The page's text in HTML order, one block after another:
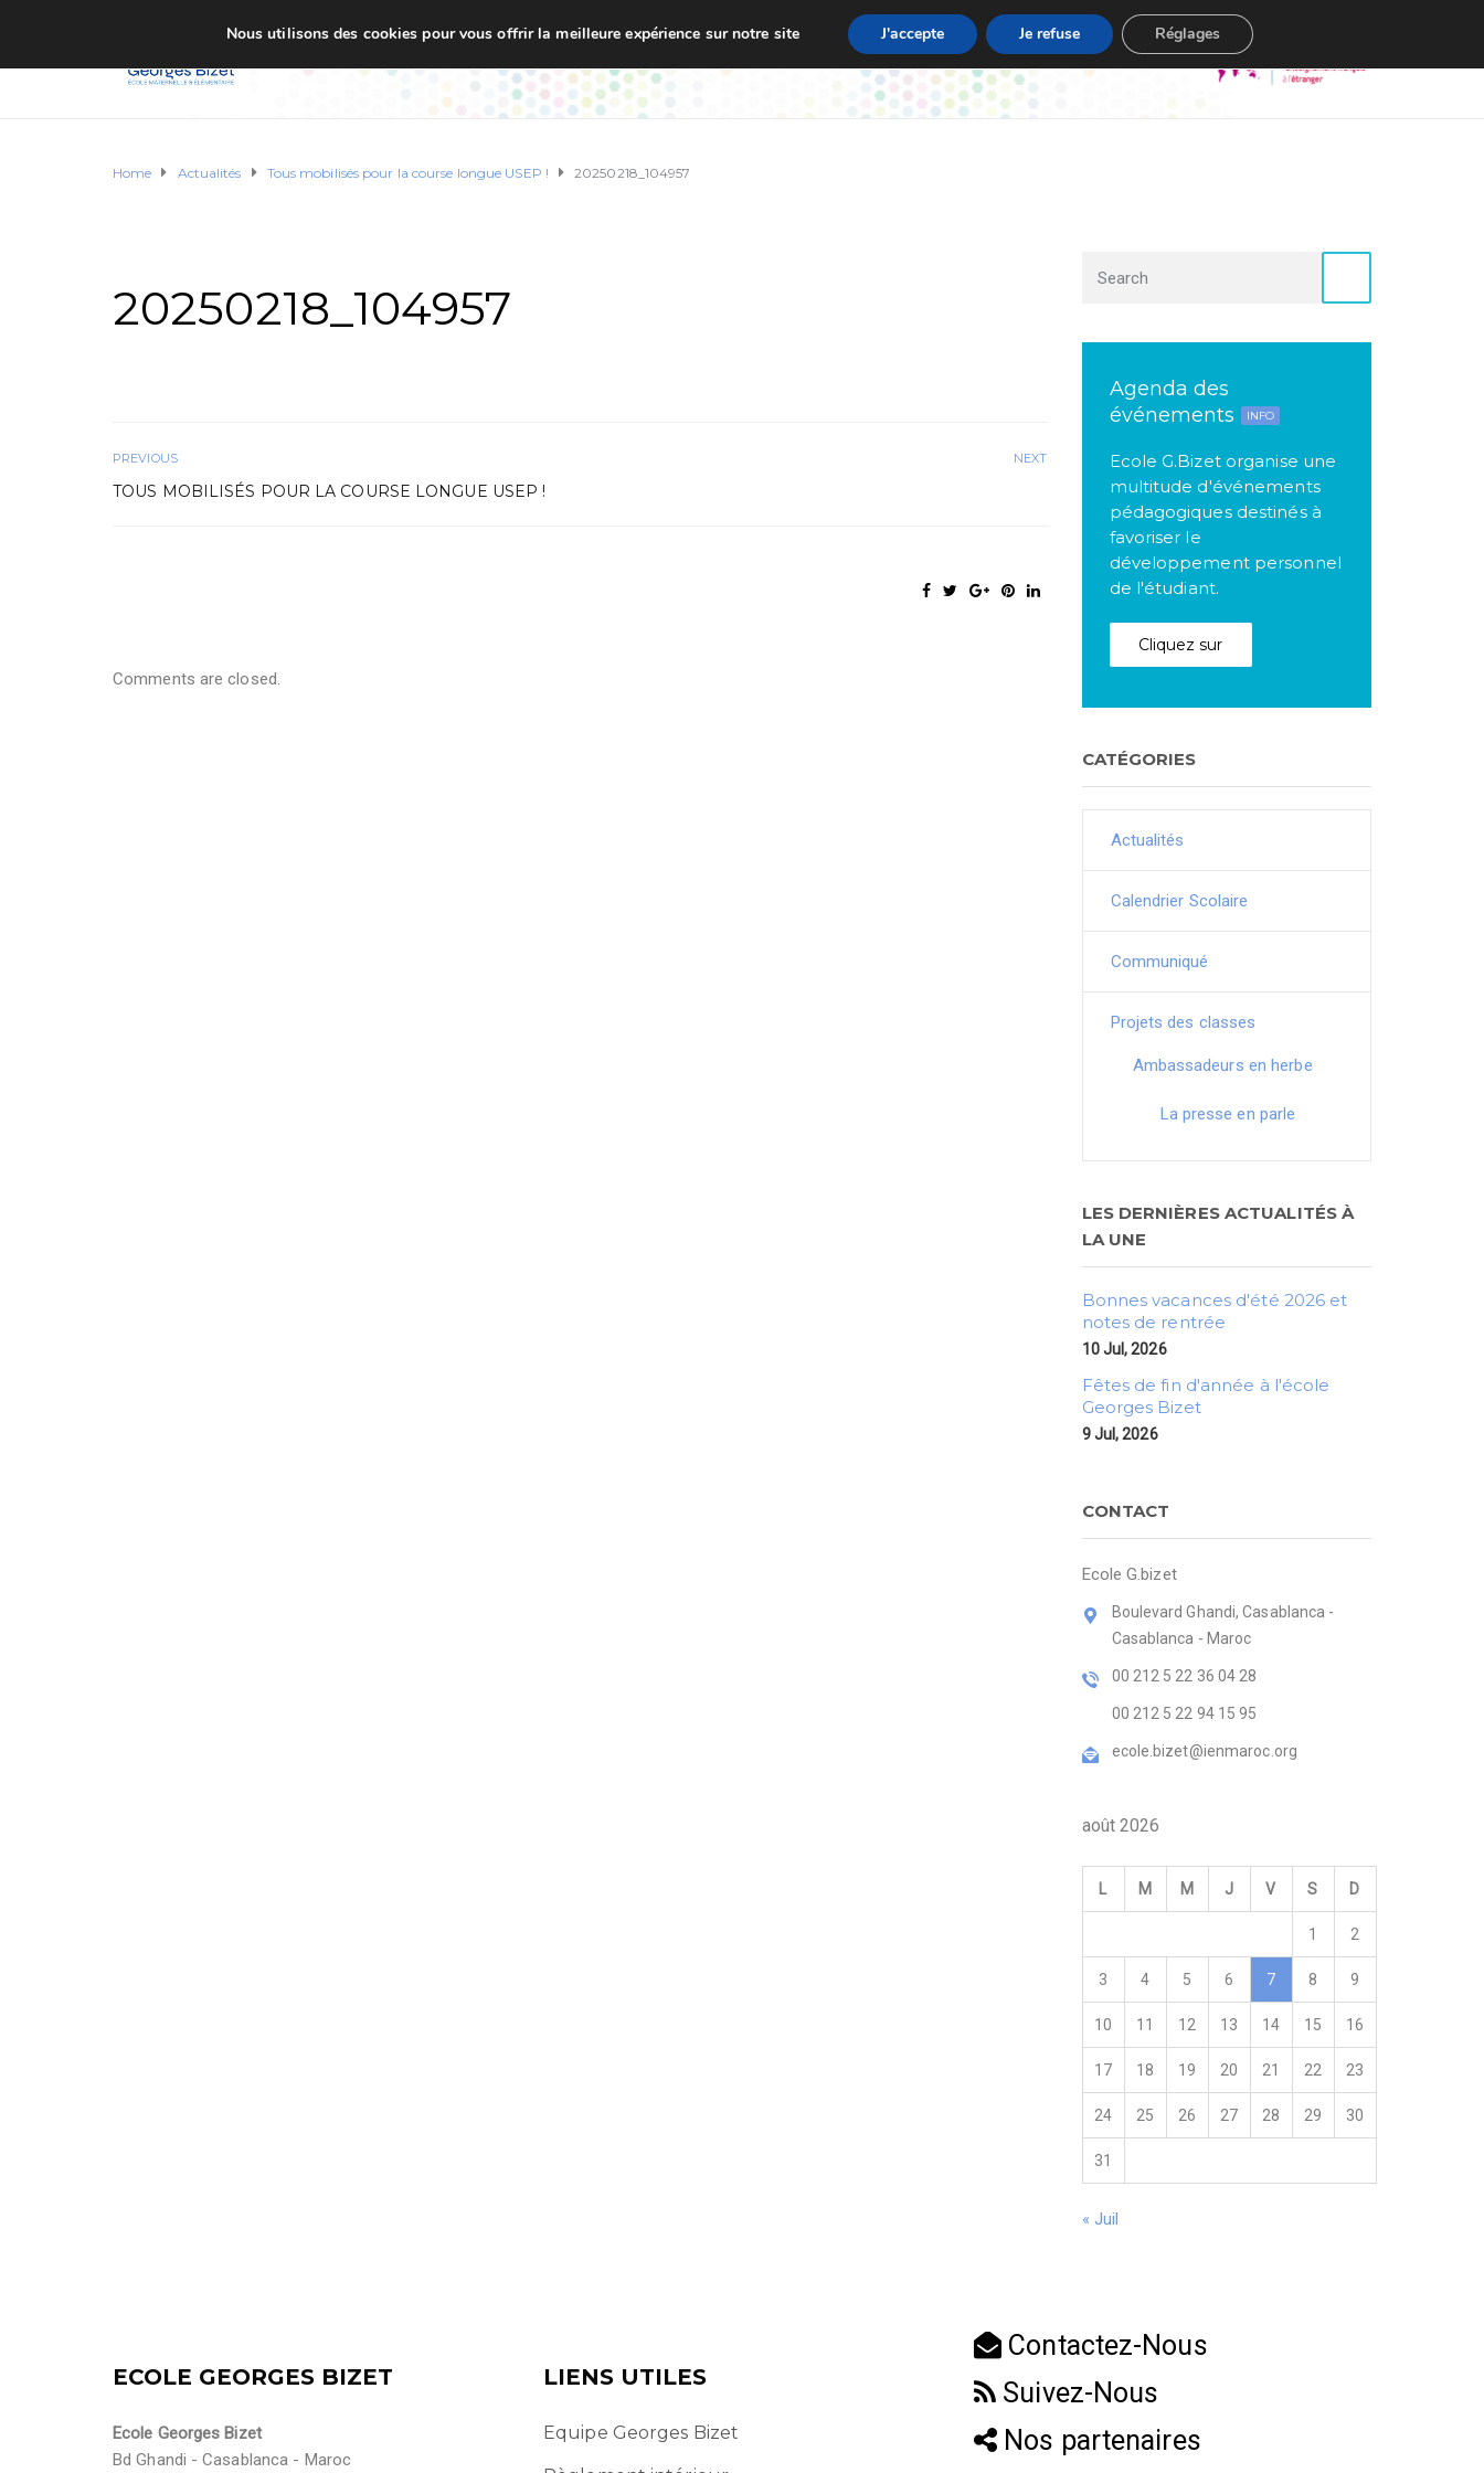
Informations Pratiques Contact
Home Actualités Tous mobilisés pour la course longue USEP ! 20250218_104957
20250218_104957
PREVIOUS
TOUS MOBILISÉS POUR LA COURSE LONGUE USEP !
NEXT
Comments are closed.
Agenda des
événements
INFO
Ecole G.Bizet organise une
multitude d'événements
pédagogiques destinés à
favoriser le
développement personnel
de l'étudiant.
Cliquez sur
CATÉGORIES
Actualités
Calendrier Scolaire
Communiqué
Projets des classes
Ambassadeurs en herbe
La presse en parle
LES DERNIÈRES ACTUALITÉS À
LA UNE
Bonnes vacances d'été 2026 et
notes de rentrée
10 Jul, 2026
Fêtes de fin d'année à l'école
Georges Bizet
9 Jul, 2026
CONTACT
Ecole G.bizet
Boulevard Ghandi, Casablanca -
Casablanca - Maroc
00 212 5 22 36 04 28
00 212 5 22 94 15 95
ecole.bizet@ienmaroc.org
août 2026
L M M J V S D
1 2
3 4 5 6 7 8 9
10 11 12 13 14 15 16
17 18 19 20 21 22 23
24 25 26 27 28 29 30
31
« Juil
ECOLE GEORGES BIZET
Ecole Georges Bizet
Bd Ghandi - Casablanca - Maroc
LIENS UTILES
Equipe Georges Bizet
Contactez-Nous
Suivez-Nous
Nos partenaires
Nous utilisons des cookies pour vous offrir la meilleure expérience sur notre site J'accepte Je refuse Réglages